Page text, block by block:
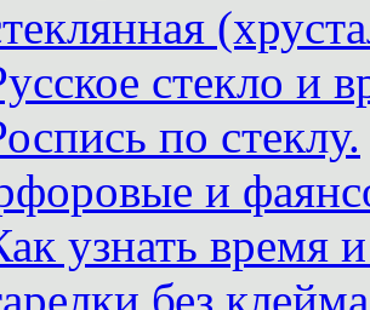
стекло и
по стеклу.
и
узнать время